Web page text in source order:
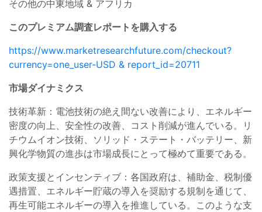
その他の中東地域 & アフリカ
このプレミアム調査レポートを購入する
https://www.marketresearchfuture.com/checkout?
currency=one_user-USD & report_id=20711
市場ダイナミクス
技術革新：電池技術の絶え間ない改善により、エネルギー
密度の向上、安全性の改善、コスト削減が進んでいる。リ
チウムイオン技術、ソリッド・ステート・バッテリー、新
興化学物質の進歩は市場成長にとって極めて重要である。
政策支援とインセンティブ：各国政府は、補助金、税制優
遇措置、エネルギー貯蔵の導入を奨励する規制を通じて、
再生可能エネルギーの導入を推進している。このような支